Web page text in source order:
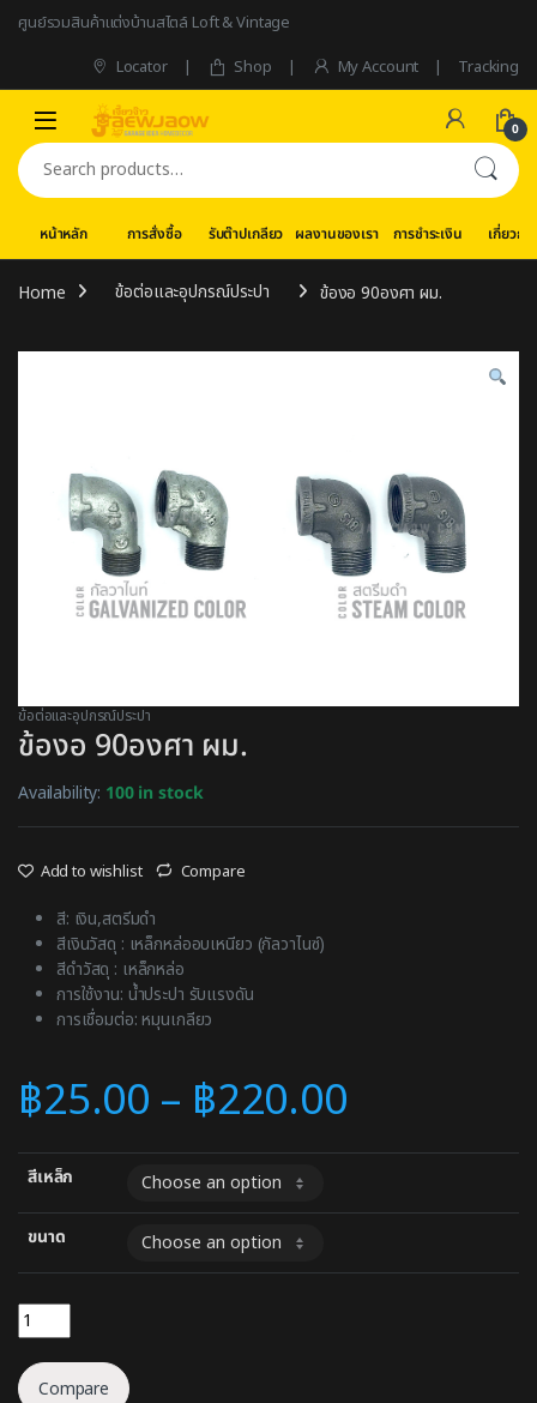
Skip to navigation
Skip to content
ศูนย์รวมสินค้าแต่งบ้านสไตล์ Loft & Vintage
Locator
Shop My Account Tracking
0
Search for:
หน้าหลัก การสั่งซื้อ รับต๊าปเกลียว ผลงานของเรา การชำระเงิน เกี่ยวกับ
Home ข้อต่อและอุปกรณ์ประปา ข้องอ 90องศา ผม.
ข้อต่อและอุปกรณ์ประปา
ข้องอ 90องศา ผม.
Availability: 100 in stock
Add to wishlist Compare
สี: เงิน,สตรีมดำ
สีเงินวัสดุ : เหล็กหล่ออบเหนียว (กัลวาไนซ์)
สีดำวัสดุ : เหล็กหล่อ
การใช้งาน: น้ำประปา รับแรงดัน
การเชื่อมต่อ: หมุนเกลียว
฿25.00 – ฿220.00
สีเหล็ก
ขนาด
ข้องอ 90องศา ผม. quantity
Compare